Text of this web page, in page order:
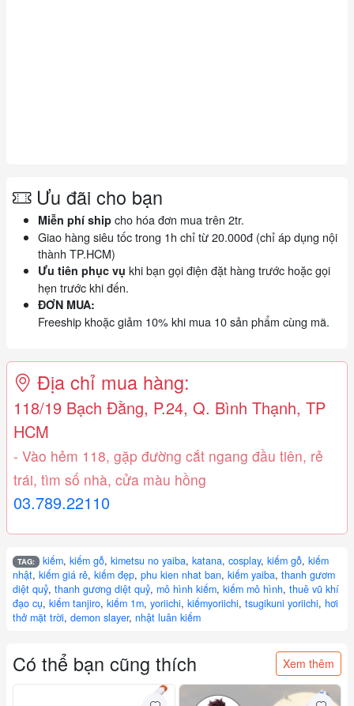
Ưu đãi cho bạn
Miễn phí ship cho hóa đơn mua trên 2tr.
Giao hàng siêu tốc trong 1h chỉ từ 20.000đ (chỉ áp dụng nội
thành TP.HCM)
Ưu tiên phục vụ khi bạn gọi điện đặt hàng trước hoặc gọi
hẹn trước khi đến.
ĐƠN MUA:
Freeship khoặc giảm 10% khi mua 10 sản phẩm cùng mã.
Địa chỉ mua hàng:
118/19 Bạch Đằng, P.24, Q. Bình Thạnh, TP
HCM
- Vào hẻm 118, gặp đường cắt ngang đầu tiên, rẻ
trái, tìm số nhà, cửa màu hồng
03.789.22110
TAG: kiếm,kiếm gỗ,kimetsu no yaiba,katana,cosplay,kiếm gỗ,kiếm
nhật, kiếm giá rẻ, kiếm đẹp, phu kien nhat ban, kiếm yaiba, thanh gươm
diệt quỷ, thanh gương diệt quỷ, mô hình kiếm, kiếm mô hình, thuê vũ khí
đạo cụ, kiếm tanjiro, kiếm 1m, yoriichi, kiếmyoriichi, tsugikuni yoriichi, hơi
thở mặt trời, demon slayer, nhật luân kiếm
Có thể bạn cũng thích Xem thêm